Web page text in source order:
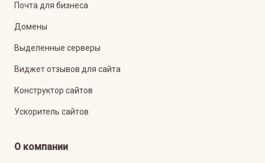
Почта для бизнеса
Домены
Выделенные серверы
Виджет отзывов для сайта
Конструктор сайтов
Ускоритель сайтов
О компании